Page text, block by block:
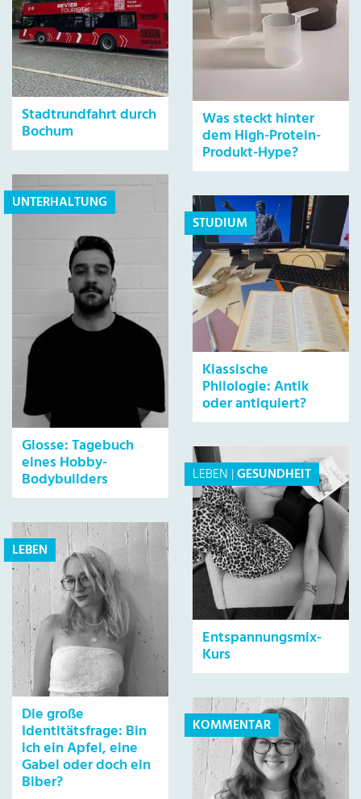
Stadtrundfahrt durch
Bochum
UNTERHALTUNG
Glosse: Tagebuch
eines Hobby-
Bodybuilders
LEBEN
Die große
Identitätsfrage: Bin
ich ein Apfel, eine
Gabel oder doch ein
Biber?
Was steckt hinter
dem High-Protein-
Produkt-Hype?
STUDIUM
Klassische
Philologie: Antik
oder antiquiert?
LEBEN |GESUNDHEIT
Entspannungsmix-
Kurs
KOMMENTAR